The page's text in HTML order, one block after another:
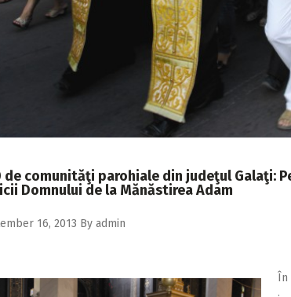
de comunităţi parohiale din judeţul Galaţi:
Domnului de la Mănăstirea Adam
16, 2013 By admin
În